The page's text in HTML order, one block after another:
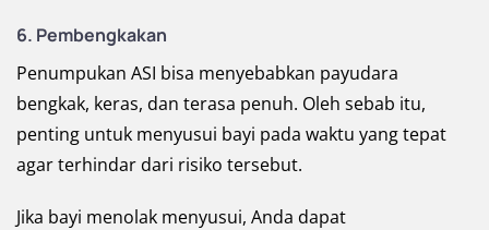
6. Pembengkakan
Penumpukan ASI bisa menyebabkan payudara
bengkak, keras, dan terasa penuh. Oleh sebab itu,
penting untuk menyusui bayi pada waktu yang tepat
agar terhindar dari risiko tersebut.
Jika bayi menolak menyusui, Anda dapat